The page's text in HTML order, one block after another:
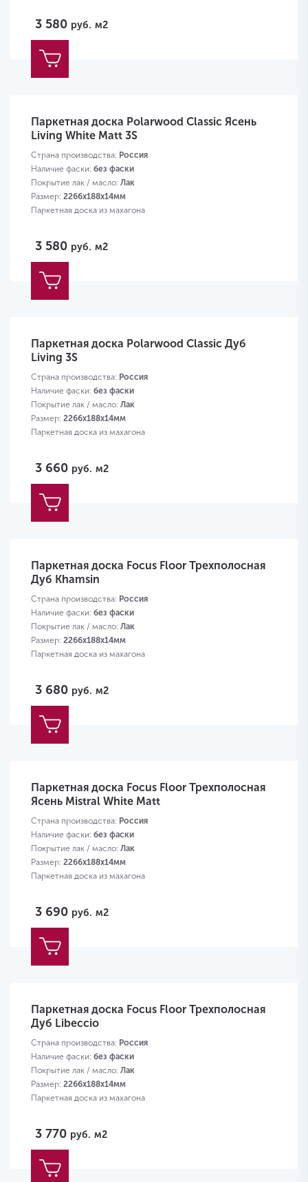
3 580 руб. м2
Паркетная доска Polarwood Classic Ясень
Living White Matt 3S
Страна производства: Россия
Наличие фаски: без фаски
Покрытие лак / масло: Лак
Размер: 2266х188х14мм
Паркетная доска из махагона
3 580 руб. м2
Паркетная доска Polarwood Classic Дуб
Living 3S
Страна производства: Россия
Наличие фаски: без фаски
Покрытие лак / масло: Лак
Размер: 2266х188х14мм
Паркетная доска из махагона
3 660 руб. м2
Паркетная доска Focus Floor Трехполосная
Дуб Khamsin
Страна производства: Россия
Наличие фаски: без фаски
Покрытие лак / масло: Лак
Размер: 2266х188х14мм
Паркетная доска из махагона
3 680 руб. м2
Паркетная доска Focus Floor Трехполосная
Ясень Mistral White Matt
Страна производства: Россия
Наличие фаски: без фаски
Покрытие лак / масло: Лак
Размер: 2266х188х14мм
Паркетная доска из махагона
3 690 руб. м2
Паркетная доска Focus Floor Трехполосная
Дуб Libeccio
Страна производства: Россия
Наличие фаски: без фаски
Покрытие лак / масло: Лак
Размер: 2266х188х14мм
Паркетная доска из махагона
3 770 руб. м2